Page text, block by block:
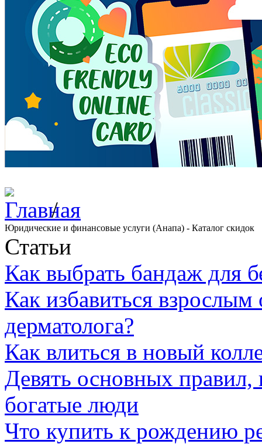
/
Юридические и финансовые услуги (Анапа) - Каталог скидок
Статьи
Как выбрать бандаж для
Как избавиться
дерматолога?
Как влиться в новый
Девять основных
богатые люди
Что купить к рождению